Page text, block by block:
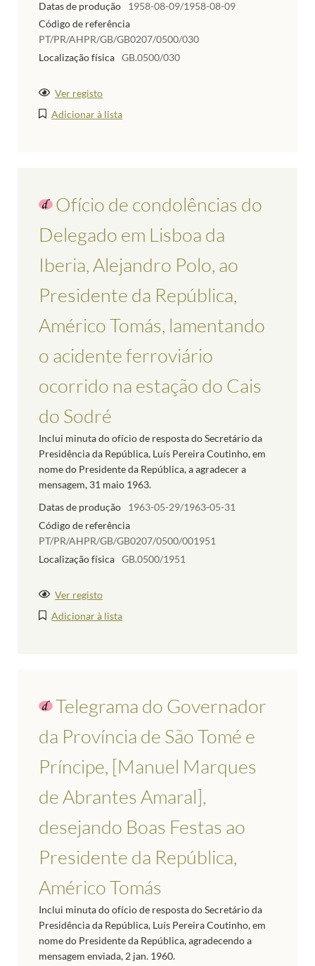
Datas de produção
1958-08-09/1958-08-09
Código de referência
PT/PR/AHPR/GB/GB0207/0500/030
Localização física GB.0500/030
Ver registo
Adicionar à lista
Ofício de condolências do
Delegado em Lisboa da
Iberia, Alejandro Polo, ao
Presidente da República,
Américo Tomás, lamentando
o acidente ferroviário
ocorrido na estação do Cais
do Sodré
Inclui minuta do ofício de resposta do Secretário da
Presidência da República, Luís Pereira Coutinho, em
nome do Presidente da República, a agradecer a
mensagem, 31 maio 1963.
Datas de produção
1963-05-29/1963-05-31
Código de referência
PT/PR/AHPR/GB/GB0207/0500/001951
Localização física GB.0500/1951
Ver registo
Adicionar à lista
Telegrama do Governador
da Província de São Tomé e
Príncipe, [Manuel Marques
de Abrantes Amaral],
desejando Boas Festas ao
Presidente da República,
Américo Tomás
Inclui minuta do ofício de resposta do Secretário da
Presidência da República, Luís Pereira Coutinho, em
nome do Presidente da República, agradecendo a
mensagem enviada, 2 jan. 1960.